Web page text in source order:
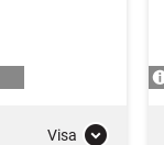
Visa